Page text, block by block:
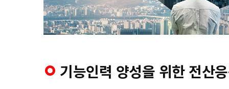
기능인력 양성을 위한 전산